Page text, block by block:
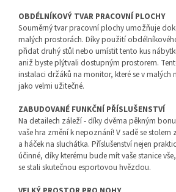
OBDÉLNÍKOVÝ TVAR PRACOVNÍ PLOCHY
Souměrný tvar pracovní plochy umožňuje
malých prostorách. Díky použití
přidat druhý stůl nebo umístit tento kus
aniž byste plýtvali dostupným prostorem.
instalaci držáků na monitor, které se v malých
jako velmi užitečné.
ZABUDOVANÉ FUNKČNÍ PŘÍSLUŠENSTVÍ
Na detailech záleží - díky dvěma pěkným
vaše hra změní k nepoznání! V sadě se
a háček na sluchátka. Příslušenství nejen
účinné, díky kterému bude mít vaše stanice
se stali skutečnou esportovou hvězdou.